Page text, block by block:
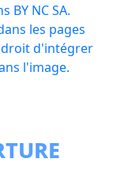
BY NC SA.
les pages
droit d'intégrer
l'image.